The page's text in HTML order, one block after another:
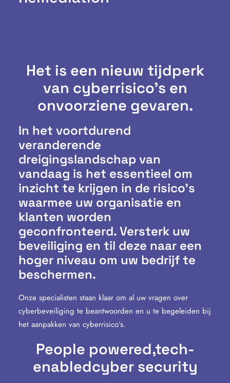
Het is een nieuw tijdperk
van cyberrisico's en
onvoorziene gevaren.
In het voortdurend
veranderende
dreigingslandschap van
vandaag is het essentieel om
inzicht te krijgen in de risico’s
waarmee uw organisatie en
klanten worden
geconfronteerd. Versterk uw
beveiliging en til deze naar een
hoger niveau om uw bedrijf te
beschermen.
Onze specialisten staan klaar om al uw vragen over
cyberbeveiliging te beantwoorden en u te begeleiden bij
het aanpakken van cyberrisico’s.
People powered,tech-
enabledcyber security